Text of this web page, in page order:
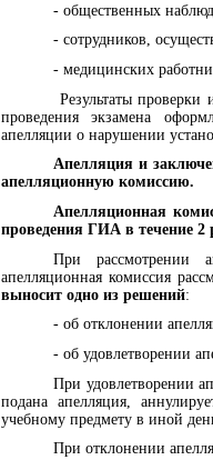
- общественных
- сотрудников,
- медицинских
Результаты
проведения экзамена
апелляции о нарушении
Апелляция и
апелляционную комиссию.
Апелляционная
проведения ГИА в течение 2
При рассмотрении
апелляционная комиссия
выносит одно из решений:
- об отклонении
- об удовлетворении
При удовлетворении
подана апелляция,
учебному предмету в иной
При отклонении